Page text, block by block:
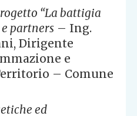
“La battigia
partners – Ing.
Dirigente
e
– Comune
ed